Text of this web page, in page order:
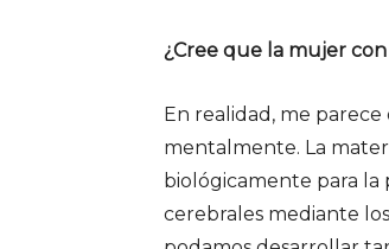
¿Cree que la mujer
En realidad, me
mentalmente. La
biológicamente para la
cerebrales mediante